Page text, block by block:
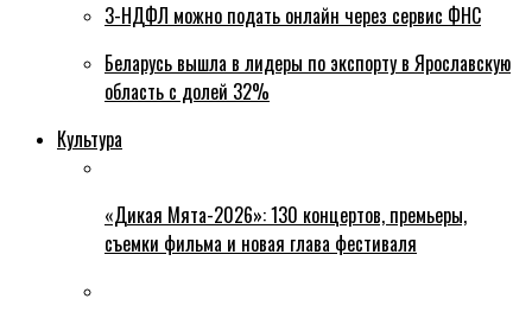
3-НДФЛ можно подать онлайн через сервис ФНС
Беларусь вышла в лидеры по экспорту в Ярославскую
область с долей 32%
Культура
«Дикая Мята-2026»: 130 концертов, премьеры,
съемки фильма и новая глава фестиваля